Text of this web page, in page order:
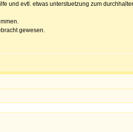
und evtl. etwas unterstuetzung zum
gewesen.